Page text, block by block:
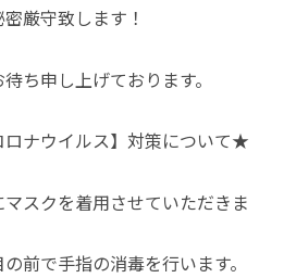
厳守致します！
ち申し上げております。
ナウイルス】対策について★
スクを着用させていただきま
前で手指の消毒を行います。